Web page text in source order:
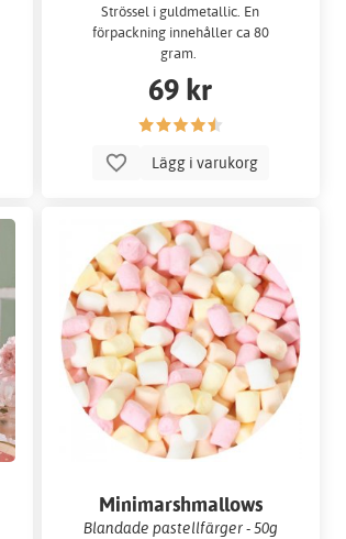
Strössel i guldmetallic. En
förpackning innehåller ca 80
gram.
69 kr
Lägg i varukorg
Minimarshmallows
Blandade pastellfärger - 50g